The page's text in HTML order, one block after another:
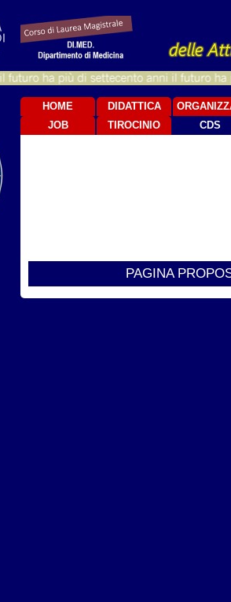
HOME DIDATTICA
CDS
JOB TIROCINIO
PAGINA